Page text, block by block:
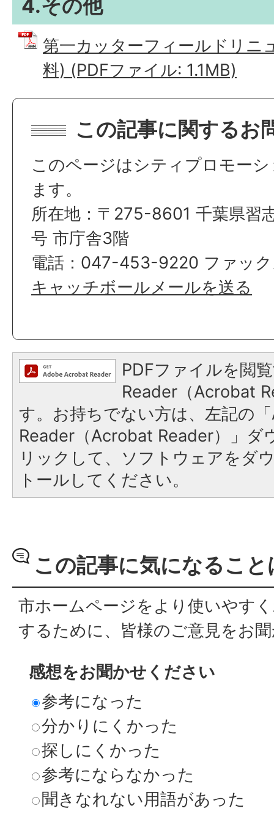
4.その他
第一カッターフィールドリニ
料) (PDFファイル: 1.1MB)
この記事に関するお
このページはシティプロモー
ます。
所在地：〒275-8601 千葉県習
号 市庁舎3階
電話：047-453-9220 ファッ
キャッチボールメールを送る
PDFファイルを閲
Reader（Acrobat
す。お持ちでない方は、左記の
Reader（Acrobat Reader）」ダ
リックして、ソフトウェアをダ
トールしてください。
この記事に気になるこ
市ホームページをより使いやす
するために、皆様のご意見をお
感想をお聞かせください
参考になった
分かりにくかった
探しにくかった
参考にならなかった
聞きなれない用語があった